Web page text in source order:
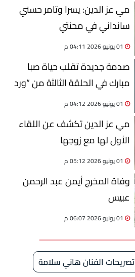
مي عز الدين: يسرا وتامر حسني
سانداني في محنتي
01 يونيو 2026 04:11 م
صدمة جديدة تقلب حياة صبا
مبارك في الحلقة الثالثة من “ورد
على فل وياسمين”
01 يونيو 2026 04:12 م
مي عز الدين تكشف عن اللقاء
الأول لها مع زوجها
01 يونيو 2026 05:12 م
وفاة المخرج أيمن عبد الرحمن
عبيس
01 يونيو 2026 06:07 م
تصريحات الفنان هاني سلامة